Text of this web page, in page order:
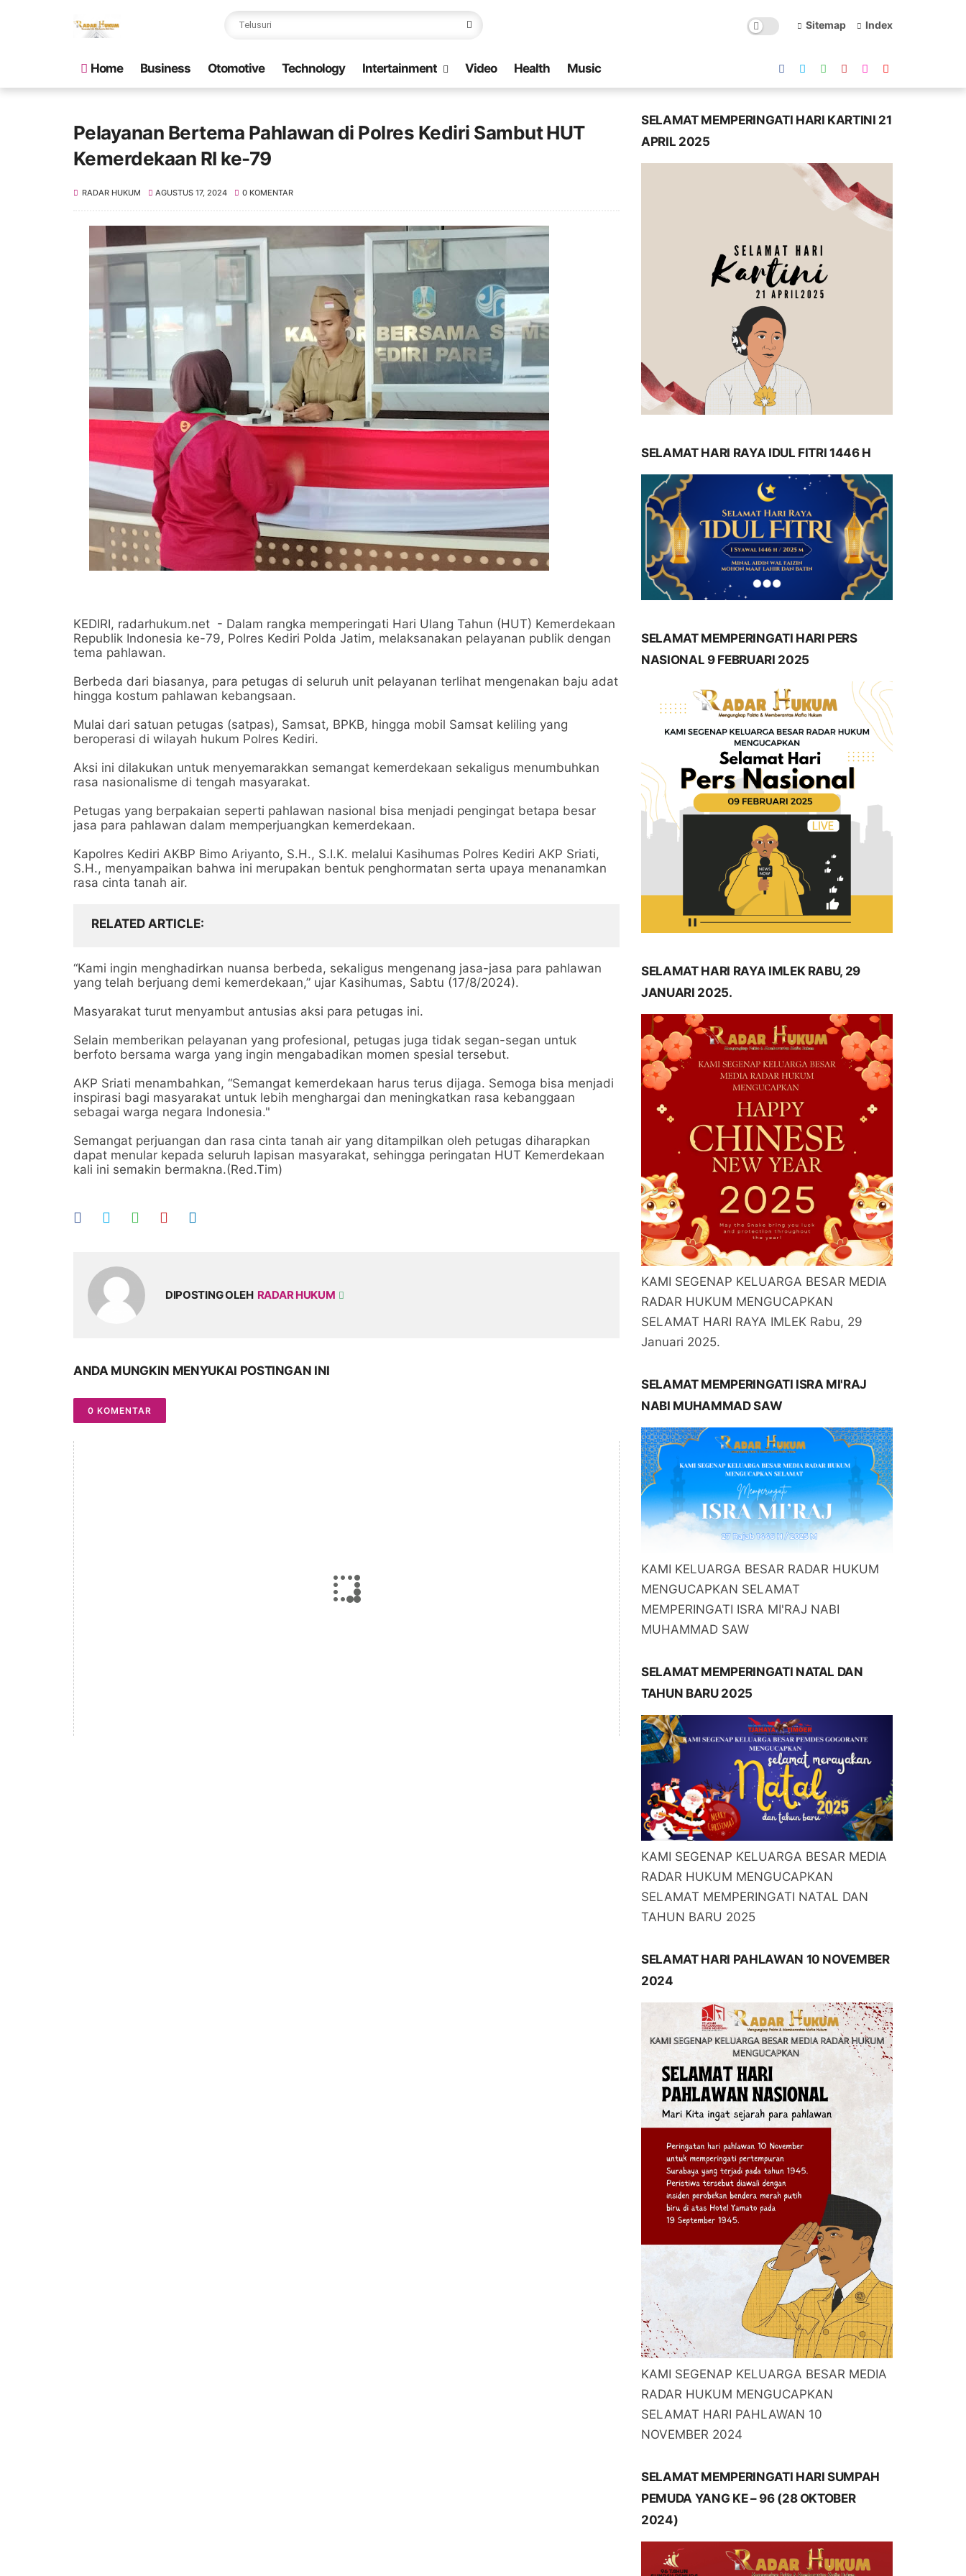
Sitemap Index
Home Business Otomotive Technology Intertainment Video Health Music
Pelayanan Bertema Pahlawan di Polres Kediri Sambut HUT
Kemerdekaan RI ke-79
RADAR HUKUM AGUSTUS 17, 2024 0 KOMENTAR
KEDIRI, radarhukum.net - Dalam rangka memperingati Hari Ulang Tahun (HUT) Kemerdekaan
Republik Indonesia ke-79, Polres Kediri Polda Jatim, melaksanakan pelayanan publik dengan
tema pahlawan.
Berbeda dari biasanya, para petugas di seluruh unit pelayanan terlihat mengenakan baju adat
hingga kostum pahlawan kebangsaan.
Mulai dari satuan petugas (satpas), Samsat, BPKB, hingga mobil Samsat keliling yang
beroperasi di wilayah hukum Polres Kediri.
Aksi ini dilakukan untuk menyemarakkan semangat kemerdekaan sekaligus menumbuhkan
rasa nasionalisme di tengah masyarakat.
Petugas yang berpakaian seperti pahlawan nasional bisa menjadi pengingat betapa besar
jasa para pahlawan dalam memperjuangkan kemerdekaan.
Kapolres Kediri AKBP Bimo Ariyanto, S.H., S.I.K. melalui Kasihumas Polres Kediri AKP Sriati,
S.H., menyampaikan bahwa ini merupakan bentuk penghormatan serta upaya menanamkan
rasa cinta tanah air.
RELATED ARTICLE
“Kami ingin menghadirkan nuansa berbeda, sekaligus mengenang jasa-jasa para pahlawan
yang telah berjuang demi kemerdekaan,” ujar Kasihumas, Sabtu (17/8/2024).
Masyarakat turut menyambut antusias aksi para petugas ini.
Selain memberikan pelayanan yang profesional, petugas juga tidak segan-segan untuk
berfoto bersama warga yang ingin mengabadikan momen spesial tersebut.
AKP Sriati menambahkan, “Semangat kemerdekaan harus terus dijaga. Semoga bisa menjadi
inspirasi bagi masyarakat untuk lebih menghargai dan meningkatkan rasa kebanggaan
sebagai warga negara Indonesia."
Semangat perjuangan dan rasa cinta tanah air yang ditampilkan oleh petugas diharapkan
dapat menular kepada seluruh lapisan masyarakat, sehingga peringatan HUT Kemerdekaan
kali ini semakin bermakna.(Red.Tim)
DIPOSTING OLEH RADAR HUKUM
ANDA MUNGKIN MENYUKAI POSTINGAN INI
0 KOMENTAR
SELAMAT MEMPERINGATI HARI KARTINI 21
APRIL 2025
SELAMAT HARI RAYA IDUL FITRI 1446 H
SELAMAT MEMPERINGATI HARI PERS
NASIONAL 9 FEBRUARI 2025
SELAMAT HARI RAYA IMLEK RABU, 29
JANUARI 2025.
KAMI SEGENAP KELUARGA BESAR MEDIA
RADAR HUKUM MENGUCAPKAN
SELAMAT HARI RAYA IMLEK Rabu, 29
Januari 2025.
SELAMAT MEMPERINGATI ISRA MI'RAJ
NABI MUHAMMAD SAW
KAMI KELUARGA BESAR RADAR HUKUM
MENGUCAPKAN SELAMAT
MEMPERINGATI ISRA MI'RAJ NABI
MUHAMMAD SAW
SELAMAT MEMPERINGATI NATAL DAN
TAHUN BARU 2025
KAMI SEGENAP KELUARGA BESAR MEDIA
RADAR HUKUM MENGUCAPKAN
SELAMAT MEMPERINGATI NATAL DAN
TAHUN BARU 2025
SELAMAT HARI PAHLAWAN 10 NOVEMBER
2024
KAMI SEGENAP KELUARGA BESAR MEDIA
RADAR HUKUM MENGUCAPKAN
SELAMAT HARI PAHLAWAN 10
NOVEMBER 2024
SELAMAT MEMPERINGATI HARI SUMPAH
PEMUDA YANG KE – 96 (28 OKTOBER
2024)